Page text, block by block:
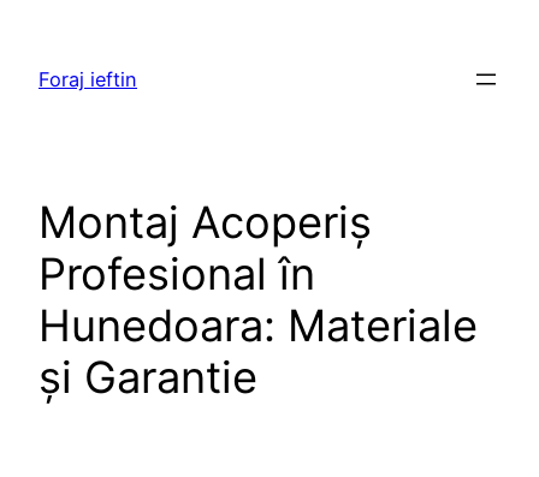
content
Foraj ieftin
Montaj Acoperiș
Profesional în
Hunedoara: Materiale
și Garantie